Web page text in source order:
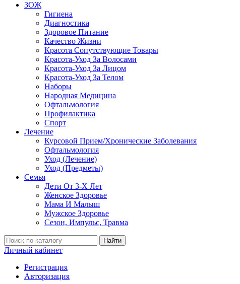
ЗОЖ
Гигиена
Диагностика
Здоровое Питание
Качество Жизни
Красота Сопутствующие Товары
Красота-Уход За Волосами
Красота-Уход За Лицом
Красота-Уход За Телом
Наборы
Народная Медицина
Офтальмология
Профилактика
Спорт
Лечение
Курсовой Прием/Хронические Заболевания
Офтальмология
Уход (Лечение)
Уход (Предметы)
Семья
Дети От 3-Х Лет
Женское Здоровье
Мама И Малыш
Мужское Здоровье
Сезон, Импульс, Травма
Найти
Личный кабинет
Регистрация
Авторизация